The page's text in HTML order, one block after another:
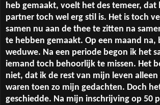
heb gemaakt, voelt het des temeer, dat
partner toch wel erg stil is. Het is toch
samen nu aan de thee te zitten na
te hebben gemaakt. Op een maand na,
weduwe. Na een periode begon ik het
iemand toch behoorlijk te missen. Het
niet, dat ik de rest van mijn leven
waren toen zo mijn gedachten. Doch
geschiedde. Na mijn inschrijving op 50